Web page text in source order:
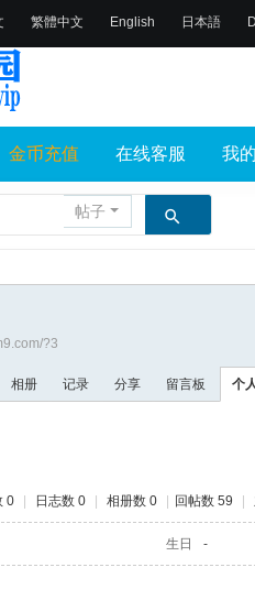
繁體中文 English 日本語
金币充值 在线客服 我
帖子
?3
相册 记录 分享 留言板 个
0 日志数 0 相册数 0 回帖数 59
生日 -